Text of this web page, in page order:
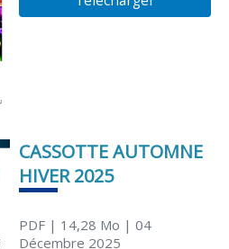
CASSOTTE AUTOMNE
HIVER 2025
PDF| 14,28 Mo | 04
Décembre 2025